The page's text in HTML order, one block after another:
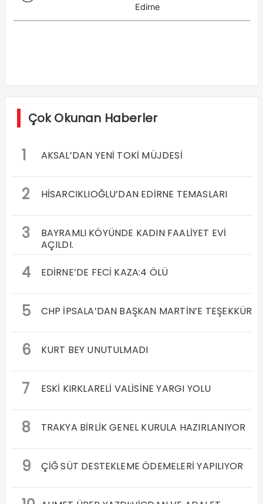
Çok Okunan Haberler
1 AKSAL’DAN YENİ TOKİ MÜJDESİ
2 HİSARCIKLIOĞLU’DAN EDİRNE TEMASLARI
3
BAYRAMLI KÖYÜNDE KADIN FAALİYET EVİ
AÇILDI.
4 EDİRNE’DE FECİ KAZA:4 ÖLÜ
5 CHP İPSALA’DAN BAŞKAN MARTİN’E TEŞEKKÜR
6 KURT BEY UNUTULMADI
7 ESKİ KIRKLARELİ VALİSİNE YARGI YOLU
8 TRAKYA BİRLİK GENEL KURULA HAZIRLANIYOR
9 ÇİĞ SÜT DESTEKLEME ÖDEMELERİ YAPILIYOR